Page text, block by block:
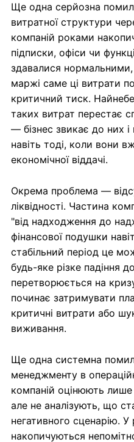
Ще одна серйозна
витратної структури
компаній роками
підписки, офіси чи
здавалися
маржі саме ці витрати
критичний тиск.
таких витрат перестає
— бізнес звикає до них
навіть тоді, коли вони
економічної віддачі.
Окрема проблема —
ліквідності. Частина
"від надходження до
фінансової подушки
стабільний період це
будь-яке різке падіння
перетворюється на кризу
починає затримувати
критичні витрати або
виживання.
Ще одна системна
менеджменту в
компаній оцінюють
але не аналізують, що
негативного сценарію. У
накопичуються